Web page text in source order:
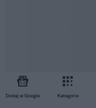
Dodaj w Google Kategorie